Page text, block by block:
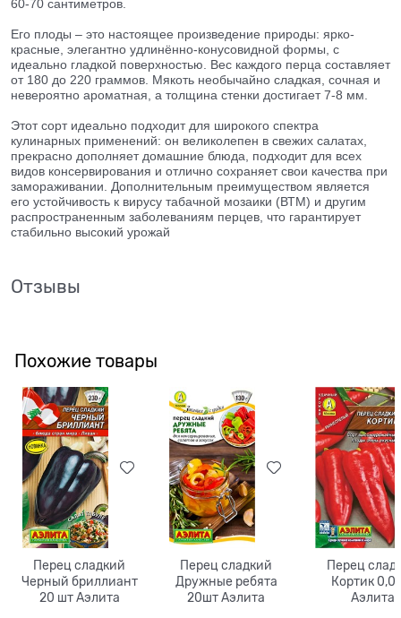
60-70 сантиметров.
Его плоды – это настоящее произведение природы: ярко-
красные, элегантно удлинённо-конусовидной формы, с
идеально гладкой поверхностью. Вес каждого перца составляет
от 180 до 220 граммов. Мякоть необычайно сладкая, сочная и
невероятно ароматная, а толщина стенки достигает 7-8 мм.
Этот сорт идеально подходит для широкого спектра
кулинарных применений: он великолепен в свежих салатах,
прекрасно дополняет домашние блюда, подходит для всех
видов консервирования и отлично сохраняет свои качества при
замораживании. Дополнительным преимуществом является
его устойчивость к вирусу табачной мозаики (ВТМ) и другим
распространенным заболеваниям перцев, что гарантирует
стабильно высокий урожай
Отзывы
Похожие товары
Перец сладкий
Черный бриллиант
20 шт Аэлита
Перец сладкий
Дружные ребята
20шт Аэлита
Перец
Кортик
Аэлита